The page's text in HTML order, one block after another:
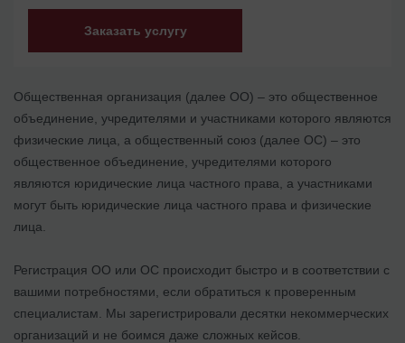
Заказать услугу
Общественная организация (далее ОО) – это общественное
объединение, учредителями и участниками которого являются
физические лица, а общественный союз (далее ОС) – это
общественное объединение, учредителями которого
являются юридические лица частного права, а участниками
могут быть юридические лица частного права и физические
лица.
Регистрация ОО или ОС происходит быстро и в соответствии с
вашими потребностями, если обратиться к проверенным
специалистам. Мы зарегистрировали десятки некоммерческих
организаций и не боимся даже сложных кейсов.